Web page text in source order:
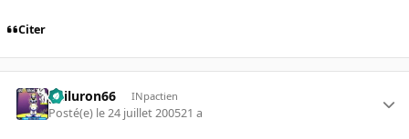
Citer
gailuron66 INpactien
Posté(e) le 24 juillet 200521 a